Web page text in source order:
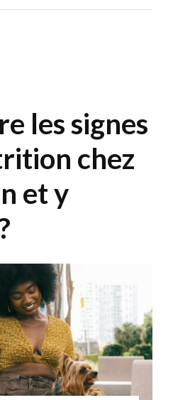
les signes
chez
et y